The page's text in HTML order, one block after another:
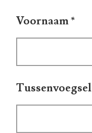
Voornaam*
Tussenvoegsel